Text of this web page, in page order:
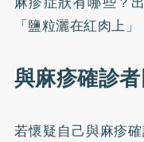
「鹽粒灑在紅肉上」
與麻疹確診
若懷疑自己與麻疹